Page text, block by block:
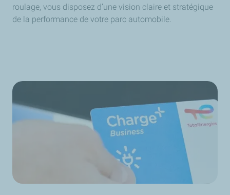
roulage, vous disposez d’une vision claire et stratégique
de la performance de votre parc automobile.